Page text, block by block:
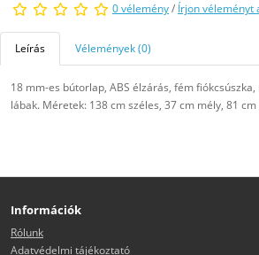
0 vélemény/ Írjon véleményt
Leírás Vélemények (0)
18 mm-es bútorlap, ABS élzárás, fém
lábak. Méretek: 138 cm széles, 37 cm mély, 81
Információk
Rólunk
Adatvédelmi tájékoztató